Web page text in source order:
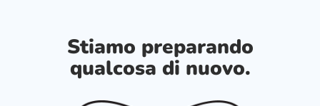
Stiamo preparando
qualcosa di nuovo.